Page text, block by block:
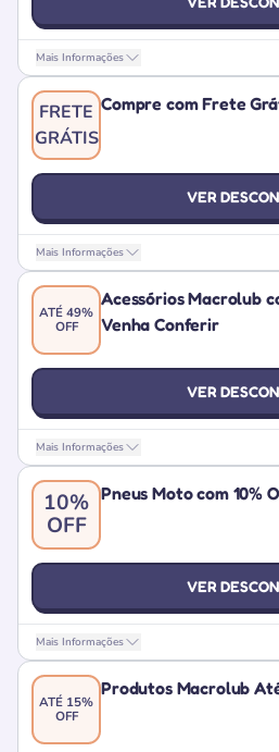
Mais Informações
FRETE
GRÁTIS
Compre com Frete
VER
Mais Informações
ATÉ 49%
OFF
Acessórios Macrolub
Venha Conferir
VER
Mais Informações
10%
OFF
Pneus Moto com 10%
VER
Mais Informações
ATÉ 15%
OFF
Produtos Macrolub